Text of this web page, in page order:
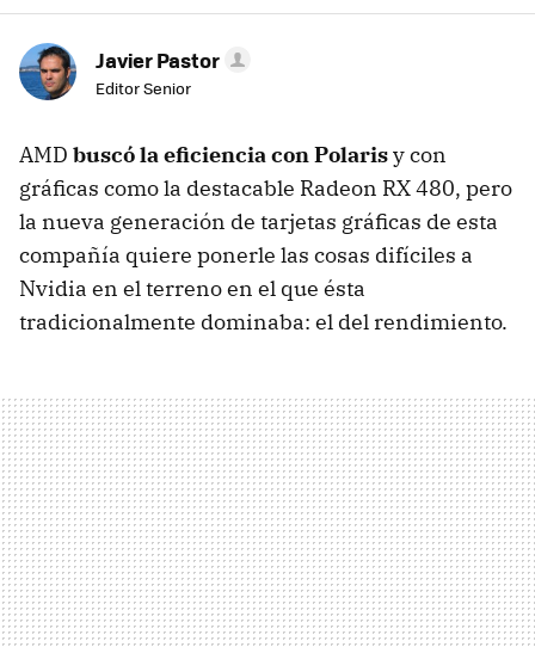
Javier Pastor
Editor Senior
AMD buscó la eficiencia con Polarisy con
gráficas como la destacable Radeon RX 480, pero
la nueva generación de tarjetas gráficas de esta
compañía quiere ponerle las cosas difíciles a
Nvidia en el terreno en el que ésta
tradicionalmente dominaba: el del rendimiento.